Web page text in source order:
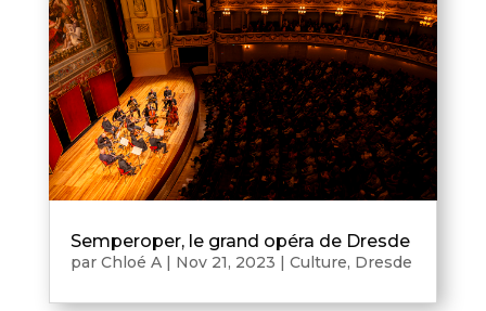
Semperoper, le grand opéra de Dresde
par Chloé A| Nov 21, 2023 | Culture, Dresde